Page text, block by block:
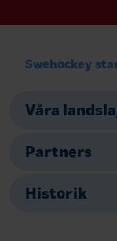
Swehockey
Våra
Partners
Historik